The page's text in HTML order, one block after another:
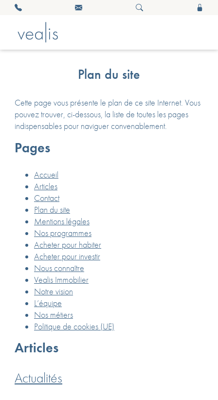
Plan du site
Cette page vous présente le plan de ce site Internet. Vous
pouvez trouver, ci-dessous, la liste de toutes les pages
indispensables pour naviguer convenablement.
Pages
Accueil
Articles
Contact
Plan du site
Mentions légales
Nos programmes
Acheter pour habiter
Acheter pour investir
Nous connaître
Vealis Immobilier
Notre vision
L’équipe
Nos métiers
Politique de cookies (UE)
Articles
Actualités